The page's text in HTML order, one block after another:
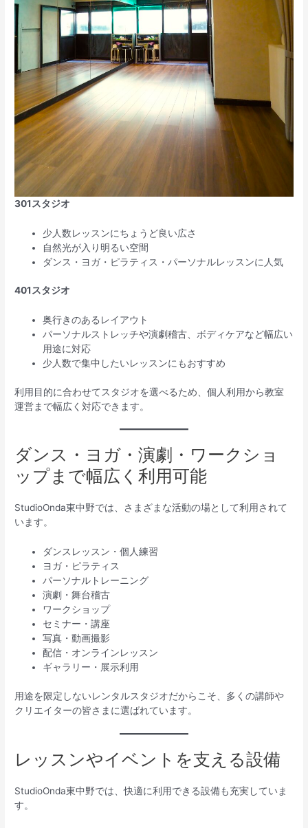
301スタジオ
少人数レッスンにちょうど良い広さ
自然光が入り明るい空間
ダンス・ヨガ・ピラティス・パーソナルレッスンに人気
401スタジオ
奥行きのあるレイアウト
パーソナルストレッチや演劇稽古、ボディケアなど幅広い
用途に対応
少人数で集中したいレッスンにもおすすめ
利用目的に合わせてスタジオを選べるため、個人利用から教室
運営まで幅広く対応できます。
ダンス・ヨガ・演劇・ワークショ
ップまで幅広く利用可能
StudioOnda東中野では、さまざまな活動の場として利用されて
います。
ダンスレッスン・個人練習
ヨガ・ピラティス
パーソナルトレーニング
演劇・舞台稽古
ワークショップ
セミナー・講座
写真・動画撮影
配信・オンラインレッスン
ギャラリー・展示利用
用途を限定しないレンタルスタジオだからこそ、多くの講師や
クリエイターの皆さまに選ばれています。
レッスンやイベントを支える設備
StudioOnda東中野では、快適に利用できる設備も充実していま
す。